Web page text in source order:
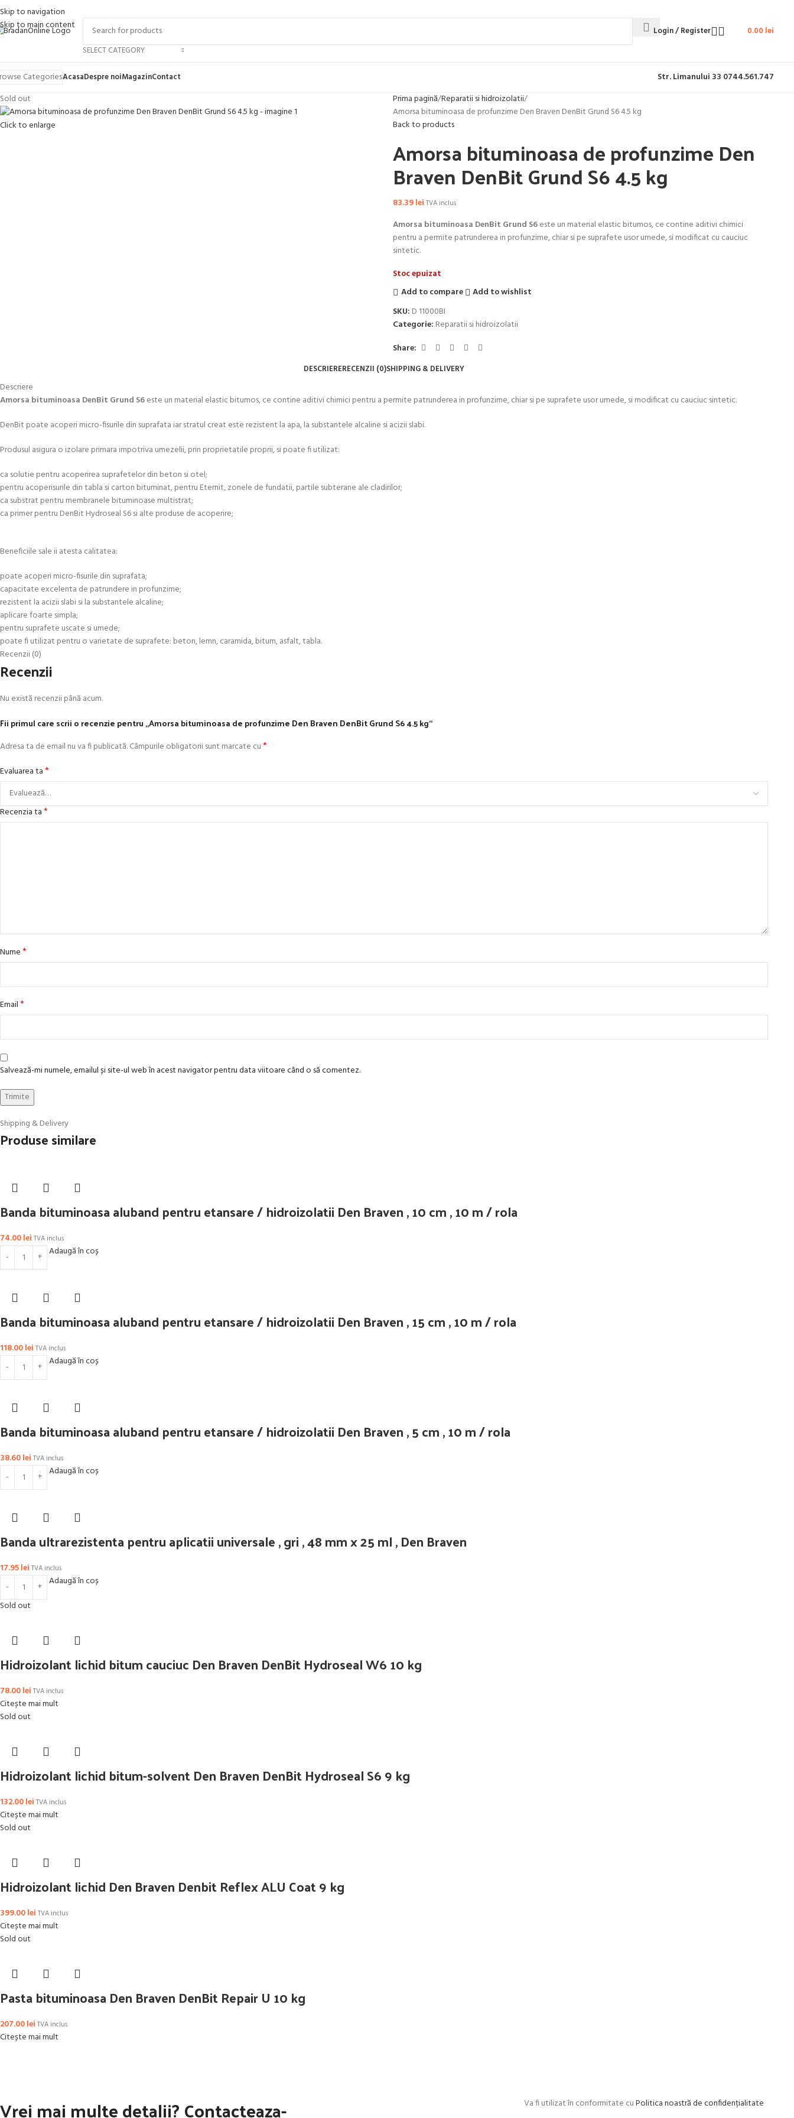
Skip to navigation
Skip to main content
SELECT CATEGORY
Login / Register 0.00 lei
CategoriesAcasaDespre noiMagazinContact Str. Limanului 33 0744.561.747
Sold out
Click to enlarge
Prima pagină Reparatii si hidroizolatii
Amorsa bituminoasa de profunzime Den Braven DenBit Grund S6 4.5 kg
Back to products
Amorsa bituminoasa de profunzime Den
Braven DenBit Grund S6 4.5 kg
83.39lei TVA inclus
Amorsa bituminoasa DenBit Grund S6este un material elastic bitumos, ce contine aditivi chimici
pentru a permite patrunderea in profunzime, chiar si pe suprafete usor umede, si modificat cu cauciuc
sintetic.
Stoc epuizat
Add to compare
Add to wishlist
SKU: D 11000BI
Categorie: Reparatii si hidroizolatii
Share:
DESCRIERERECENZII (0)SHIPPING & DELIVERY
Descriere
Amorsa bituminoasa DenBit Grund S6este un material elastic bitumos, ce contine aditivi chimici pentru a permite patrunderea in profunzime, chiar si pe suprafete usor umede, si modificat cu cauciuc sintetic.
DenBit poate acoperi micro-fisurile din suprafata iar stratul creat este rezistent la apa, la substantele alcaline si acizii slabi.
Produsul asigura o izolare primara impotriva umezelii, prin proprietatile proprii, si poate fi utilizat:
ca solutie pentru acoperirea suprafetelor din beton si otel;
pentru acoperisurile din tabla si carton bituminat, pentru Eternit, zonele de fundatii, partile subterane ale cladirilor;
ca substrat pentru membranele bituminoase multistrat;
ca primer pentru DenBit Hydroseal S6 si alte produse de acoperire;
Beneficiile sale ii atesta calitatea:
poate acoperi micro-fisurile din suprafata;
capacitate excelenta de patrundere in profunzime;
rezistent la acizii slabi si la substantele alcaline;
aplicare foarte simpla;
pentru suprafete uscate si umede;
poate fi utilizat pentru o varietate de suprafete: beton, lemn, caramida, bitum, asfalt, tabla.
Recenzii (0)
Recenzii
Nu există recenzii până acum.
Fii primul care scrii o recenzie pentru „Amorsa bituminoasa de profunzime Den Braven DenBit Grund S6 4.5 kg”
Adresa ta de email nu va fi publicată.Câmpurile obligatorii sunt marcate cu*
Evaluarea ta*
Recenzia ta*
Nume*
Email*
Salvează-mi numele, emailul și site-ul web în acest navigator pentru data viitoare când o să comentez.
Shipping & Delivery
Produse similare
Banda bituminoasa aluband pentru etansare / hidroizolatii Den Braven , 10 cm , 10 m / rola
74.00lei TVA inclus
Adaugă în coș
Banda bituminoasa aluband pentru etansare / hidroizolatii Den Braven , 15 cm , 10 m / rola
118.00lei TVA inclus
Adaugă în coș
Banda bituminoasa aluband pentru etansare / hidroizolatii Den Braven , 5 cm , 10 m / rola
38.60lei TVA inclus
Adaugă în coș
Banda ultrarezistenta pentru aplicatii universale , gri , 48 mm x 25 ml , Den Braven
17.95lei TVA inclus
Adaugă în coș
Sold out
Hidroizolant lichid bitum cauciuc Den Braven DenBit Hydroseal W6 10 kg
78.00lei TVA inclus
Citește mai mult
Sold out
Hidroizolant lichid bitum-solvent Den Braven DenBit Hydroseal S6 9 kg
132.00lei TVA inclus
Citește mai mult
Sold out
Hidroizolant lichid Den Braven Denbit Reflex ALU Coat 9 kg
399.00lei TVA inclus
Citește mai mult
Sold out
Pasta bituminoasa Den Braven DenBit Repair U 10 kg
207.00lei TVA inclus
Citește mai mult
Vrei mai multe detalii? Contacteaza- Va fi utilizat în conformitate cuPolitica noastră de confidențialitate